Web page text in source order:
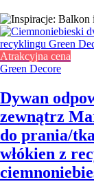
Atrakcyjna cena
Green Decore
Dywan
zewnątrz
do prania/
włókien z